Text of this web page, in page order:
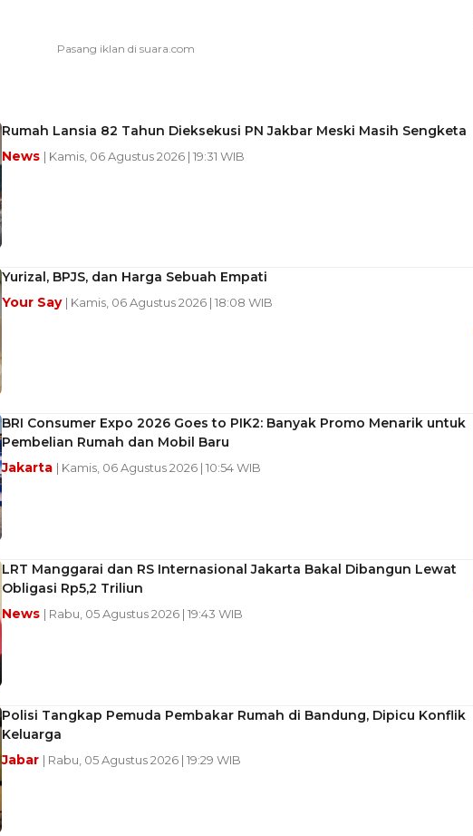
Rumah Lansia 82 Tahun Dieksekusi PN Jakbar Meski Masih Sengketa
News | Kamis, 06 Agustus 2026 | 19:31 WIB
Yurizal, BPJS, dan Harga Sebuah Empati
Your Say | Kamis, 06 Agustus 2026 | 18:08 WIB
BRI Consumer Expo 2026 Goes to PIK2: Banyak Promo Menarik untuk
Pembelian Rumah dan Mobil Baru
Jakarta | Kamis, 06 Agustus 2026 | 10:54 WIB
LRT Manggarai dan RS Internasional Jakarta Bakal Dibangun Lewat
Obligasi Rp5,2 Triliun
News | Rabu, 05 Agustus 2026 | 19:43 WIB
Polisi Tangkap Pemuda Pembakar Rumah di Bandung, Dipicu Konflik
Keluarga
Jabar | Rabu, 05 Agustus 2026 | 19:29 WIB